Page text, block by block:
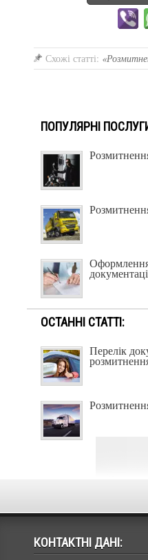
Схожі статті:
ПОПУЛЯРНІ
Оформлення
ОСТАННІ СТАТТІ:
Перелік
КОНТАКТНІ ДАНІ: